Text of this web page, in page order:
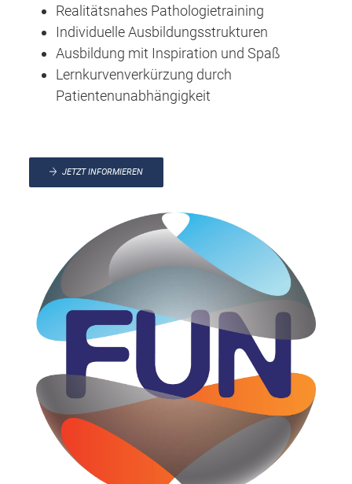
Realitätsnahes Pathologietraining
Individuelle Ausbildungsstrukturen
Ausbi ldung mit Inspiration und Spaß
Lernkurvenverkürzung durch
Patientenunabhängigkeit
JETZT INFORMIEREN